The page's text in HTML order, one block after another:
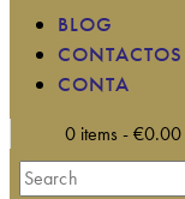
BLOG
CONTACTOS
CONTA
0 items -€0.00
Search